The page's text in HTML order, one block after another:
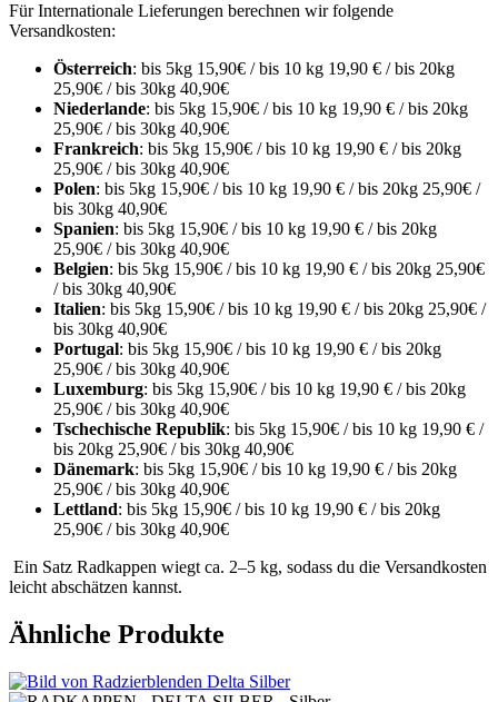
Für Internationale Lieferungen berechnen wir folgende
Versandkosten:
Österreich: bis 5kg 15,90€ / bis 10 kg 19,90 € / bis 20kg
25,90€ / bis 30kg 40,90€
Niederlande: bis 5kg 15,90€ / bis 10 kg 19,90 € / bis 20kg
25,90€ / bis 30kg 40,90€
Frankreich: bis 5kg 15,90€ / bis 10 kg 19,90 € / bis 20kg
25,90€ / bis 30kg 40,90€
Polen: bis 5kg 15,90€ / bis 10 kg 19,90 € / bis 20kg 25,90€ /
bis 30kg 40,90€
Spanien: bis 5kg 15,90€ / bis 10 kg 19,90 € / bis 20kg
25,90€ / bis 30kg 40,90€
Belgien: bis 5kg 15,90€ / bis 10 kg 19,90 € / bis 20kg 25,90€
/ bis 30kg 40,90€
Italien: bis 5kg 15,90€ / bis 10 kg 19,90 € / bis 20kg 25,90€ /
bis 30kg 40,90€
Portugal: bis 5kg 15,90€ / bis 10 kg 19,90 € / bis 20kg
25,90€ / bis 30kg 40,90€
Luxemburg: bis 5kg 15,90€ / bis 10 kg 19,90 € / bis 20kg
25,90€ / bis 30kg 40,90€
Tschechische Republik: bis 5kg 15,90€ / bis 10 kg 19,90 € /
bis 20kg 25,90€ / bis 30kg 40,90€
Dänemark: bis 5kg 15,90€ / bis 10 kg 19,90 € / bis 20kg
25,90€ / bis 30kg 40,90€
Lettland: bis 5kg 15,90€ / bis 10 kg 19,90 € / bis 20kg
25,90€ / bis 30kg 40,90€
Ein Satz Radkappen wiegt ca. 2–5 kg, sodass du die Versandkosten
leicht abschätzen kannst.
Ähnliche Produkte